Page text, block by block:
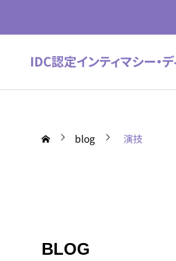
blog 演技
BLOG